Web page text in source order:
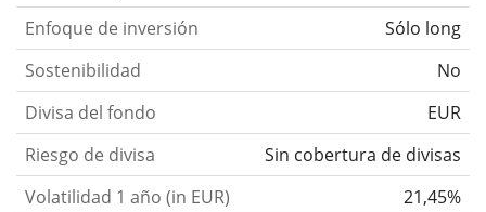
Enfoque de inversión
Sólo long
Sostenibilidad
No
Divisa del fondo
EUR
Riesgo de divisa
Sin cobertura de divisas
Volatilidad 1 año (in EUR)
21,45%